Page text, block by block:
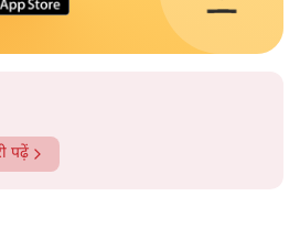
पढ़ें